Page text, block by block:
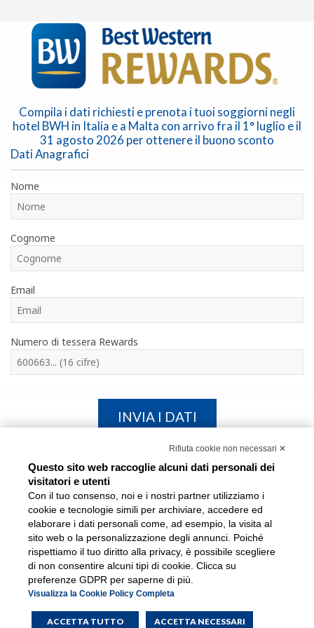
Compila i dati richiesti e prenota i tuoi soggiorni negli
hotel BWH in Italia e a Malta con arrivo fra il 1° luglio e il
31 agosto 2026 per ottenere il buono sconto
Dati Anagrafici
Nome
Cognome
Email
Numero di tessera Rewards
termine dell'operazione, entro il 30 settembre 2026 e potrà essere utilizzato negli hotel
BWH in Italia e a Malta per soggiorni dal 1° ottobre 2026 al 31 marzo 2027. Termini e
Rifiuta cookie non necessari ✕
Questo sito web raccoglie alcuni dati personali dei
visitatori e utenti
Con il tuo consenso, noi e i nostri partner utilizziamo i
cookie e tecnologie simili per archiviare, accedere ed
elaborare i dati personali come, ad esempio, la visita al
sito web o la personalizzazione degli annunci. Poiché
rispettiamo il tuo diritto alla privacy, è possibile scegliere
di non consentire alcuni tipi di cookie. Clicca su
preferenze GDPR per saperne di più.
Visualizza la Cookie Policy Completa
ACCETTA TUTTO ACCETTA NECESSARI